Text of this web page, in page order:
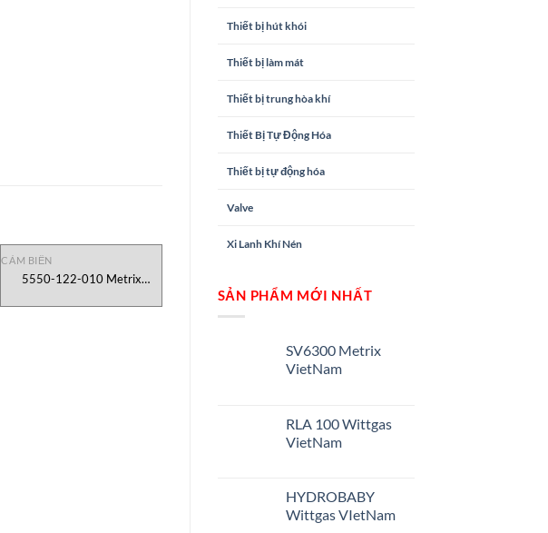
Thiết bị hút khói
Thiết bị làm mát
Thiết bị trung hòa khí
Thiết Bị Tự Động Hóa
Thiết bị tự động hóa
Valve
Xi Lanh Khí Nén
SẢN PHẨM MỚI NHẤT
SV6300 Metrix
VietNam
RLA 100 Wittgas
VietNam
HYDROBABY
Wittgas VIetNam
CẢM BIẾN
5550-122-010 Metrix
Nam